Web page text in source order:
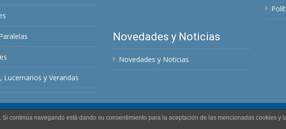
Lucernarios y Verandas
Novedades y Noticias
Novedades y Noticias
Funciona con
continúa navegando está dando su consentimiento para la aceptación de las mencionadas cookies y